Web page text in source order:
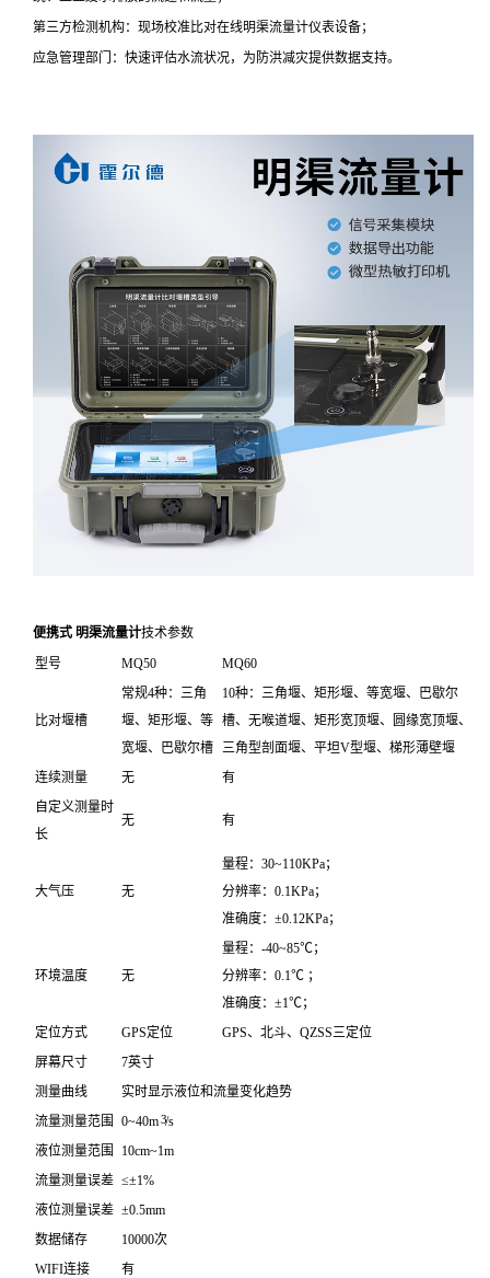
第三方检测机构：现场校准比对在线明渠流量计仪表设备；
应急管理部门：快速评估水流状况，为防洪减灾提供数据支持。
便携式 明渠流量计技术参数
型号
MQ50 MQ60
比对堰槽
常规4种：三角
堰、矩形堰、等
宽堰、巴歇尔槽
10种：三角堰、矩形堰、等宽堰、巴歇尔
槽、无喉道堰、矩形宽顶堰、圆缘宽顶堰、
三角型剖面堰、平坦V型堰、梯形薄壁堰
连续测量
无
有
自定义测量时
长
无 有
大气压 无
量程：30~110KPa；
分辨率：0.1KPa；
准确度：±0.12KPa；
环境温度 无
量程：-40~85℃；
分辨率：0.1℃ ；
准确度：±1℃；
定位方式
GPS定位
GPS、北斗、QZSS三定位
屏幕尺寸
7英寸
测量曲线
实时显示液位和流量变化趋势
流量测量范围
0~40m3/s
液位测量范围
10cm~1m
流量测量误差 ≤±1%
液位测量误差 ±0.5mm
数据储存
10000次
WIFI连接
有